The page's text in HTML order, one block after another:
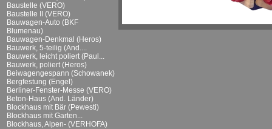
Baustelle (VERO)
Baustelle II (VERO)
Bauwagen-Auto (BKF
Blumenau)
Bauwagen-Denkmal (Heros)
Bauwerk, 5-teilig (And....
Bauwerk, leicht poliert (Paul...
Bauwerk, poliert (Heros)
Beiwagengespann (Schowanek)
Bergfestung (Engel)
Berliner-Fenster-Messe (VERO)
Beton-Haus (And. Länder)
Blockhaus mit Bär (Pewesti)
Blockhaus mit Garten...
Blockhaus, Alpen- (VERHOFA)